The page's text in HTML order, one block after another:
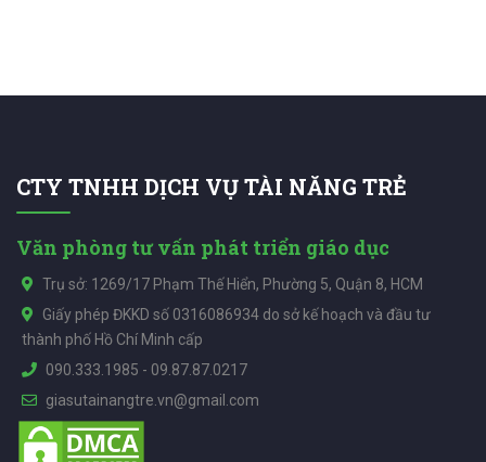
CTY TNHH DỊCH VỤ TÀI NĂNG TRẺ
Văn phòng tư vấn phát triển giáo dục
Trụ sở: 1269/17 Phạm Thế Hiển, Phường 5, Quận 8, HCM
Giấy phép ĐKKD số 0316086934 do sở kế hoạch và đầu tư
thành phố Hồ Chí Minh cấp
090.333.1985 - 09.87.87.0217
giasutainangtre.vn@gmail.com